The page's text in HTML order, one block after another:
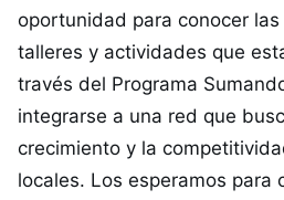
oportunidad para conocer
talleres y actividades que
través del Programa
integrarse a una red que
crecimiento y la
locales. Los esperamos para